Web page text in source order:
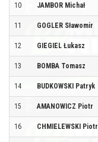
10 JAMBOR Michał
11 GOGLER Sławomir
12 GIEGIEL Łukasz
13 BOMBA Tomasz
14 BUDKOWSKI Patryk
15 AMANOWICZ Piotr
16 CHMIELEWSKI Piotr